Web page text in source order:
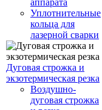
аппарата
Уплотнительные
кольца для
лазерной сварки
Дуговая строжка и
экзотермическая резка
Воздушно-
дуговая строжка